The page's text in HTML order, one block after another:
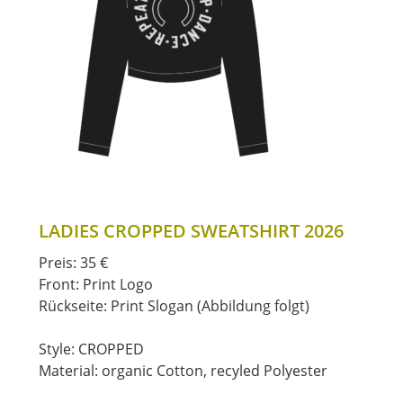
LADIES CROPPED SWEATSHIRT 2026
Preis: 35 €
Front: Print Logo
Rückseite: Print Slogan (Abbildung folgt)
Style: CROPPED
Material: organic Cotton, recyled Polyester